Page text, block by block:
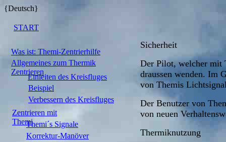
START
Korrektur-Manöver
Themi´s Signale
Zentrieren mit
Themi
Verbessern des Kreisfluges
Beispiel
Einleiten des Kreisfluges
Allgemeines zum Thermik
Zentrieren
Sicherheit
Der Pilot, welcher mit
draussen wenden. Im
von Themis
Der Benutzer von
von neuen
Thermiknutzung
{Deutsch}
Was ist: Themi-Zentrierhilfe